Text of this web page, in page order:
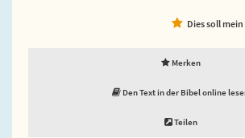
Dies soll
Merken
Den Text in der Bibel online
Teilen